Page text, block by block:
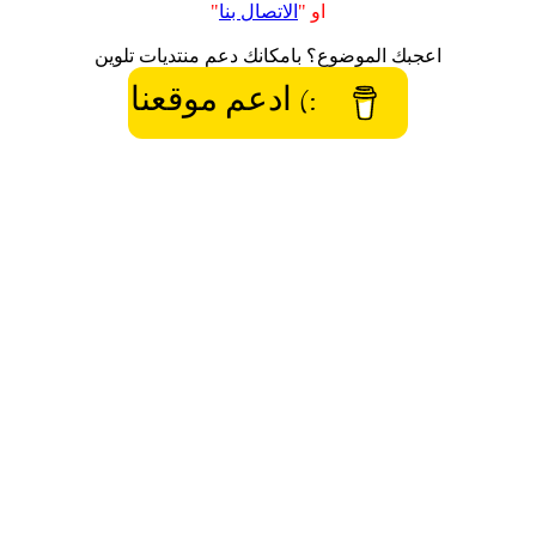
او " الاتصال بنا"
اعجبك الموضوع؟ بامكانك دعم منتديات تلوين
:) ادعم موقعنا